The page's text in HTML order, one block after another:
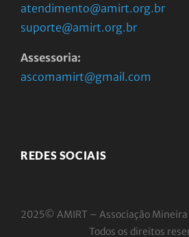
atendimento@amirt.org.br
suporte@amirt.org.br
Assessoria:
ascomamirt@gmail.com
REDES SOCIAIS
2025© AMIRT – Associação Mineira
Todos os direitos